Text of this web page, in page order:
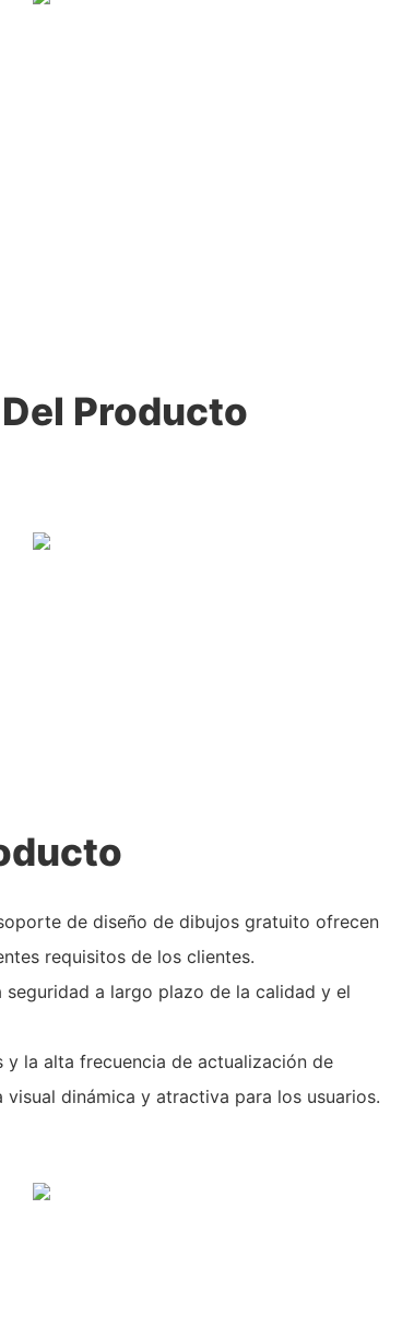
Producto
de diseño de dibujos gratuito ofrecen
requisitos de los clientes.
a largo plazo de la calidad y el
la alta frecuencia de actualización de
dinámica y atractiva para los usuarios.